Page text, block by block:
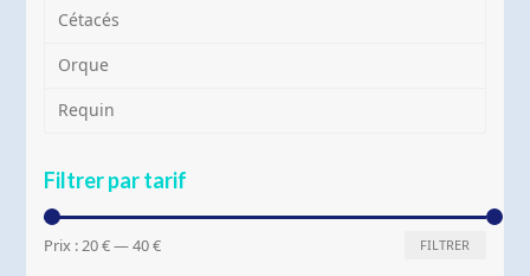
Cétacés
Orque
Requin
Filtrer par tarif
Prix
Prix
FILTRER
Prix :20 €—40 €